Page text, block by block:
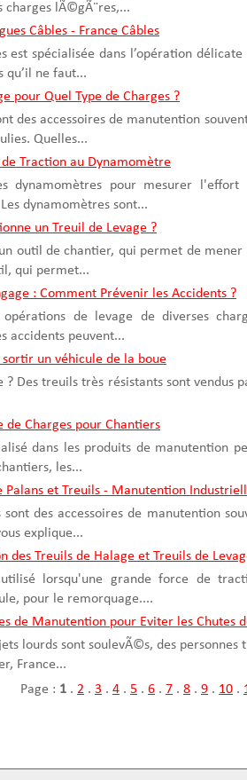
charges lÃ©gÃ¨res,...
Câbles - France Câbles
est spécialisée dans l’opération
qu’il ne faut...
pour Quel Type de Charges ?
des accessoires de manutention
Quelles...
Traction au Dynamomètre
dynamomètres pour mesurer
dynamomètres sont...
un Treuil de Levage ?
outil de chantier, qui permet de
qui permet...
: Comment Prévenir les Accidents ?
opérations de levage de diverses
accidents peuvent...
un véhicule de la boue
? Des treuils très résistants sont vendus
de Charges pour Chantiers
dans les produits de manutention
les...
Palans et Treuils - Manutention
des accessoires de manutention
explique...
des Treuils de Halage et Treuils de
lorsqu'une grande force de
pour le remorquage....
de Manutention pour Eviter les Chutes
lourds sont soulevÃ©s, des
France...
Page : 1 . 2 . 3 . 4 . 5 . 6 . 7 . 8 . 9 . 10 .